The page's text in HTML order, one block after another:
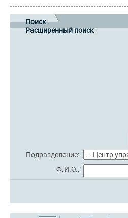
Поиск
Расширенный поиск
Подразделение:
Ф.И.О.: